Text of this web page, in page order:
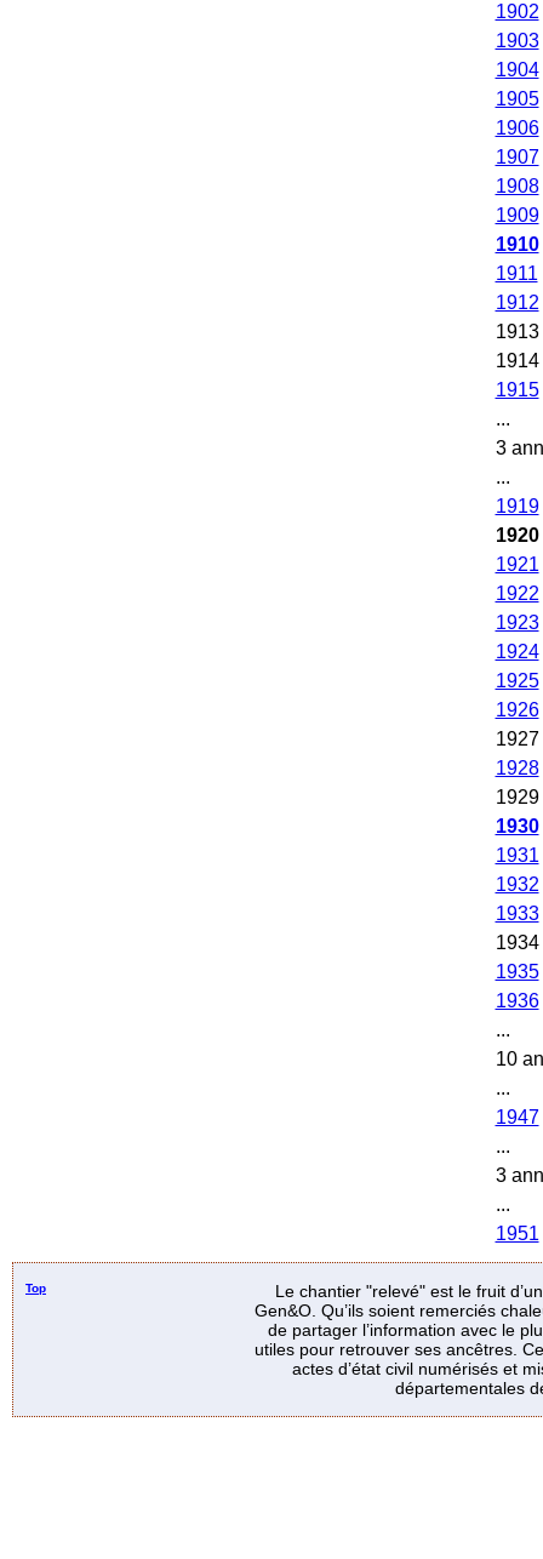
1902
1903
1904
1905
1906
1907
1908
1909
1910
1911
1912
1913
1914
1915
...
3
...
1919
1920
1921
1922
1923
1924
1925
1926
1927
1928
1929
1930
1931
1932
1933
1934
1935
1936
...
10
...
1947
...
3
...
1951
Top
Le chantier "relevé" est le fruit
Gen&O. Qu’ils soient remerciés
de partager l’information avec le
utiles pour retrouver ses ancêtres.
actes d’état civil numérisés et
départementales